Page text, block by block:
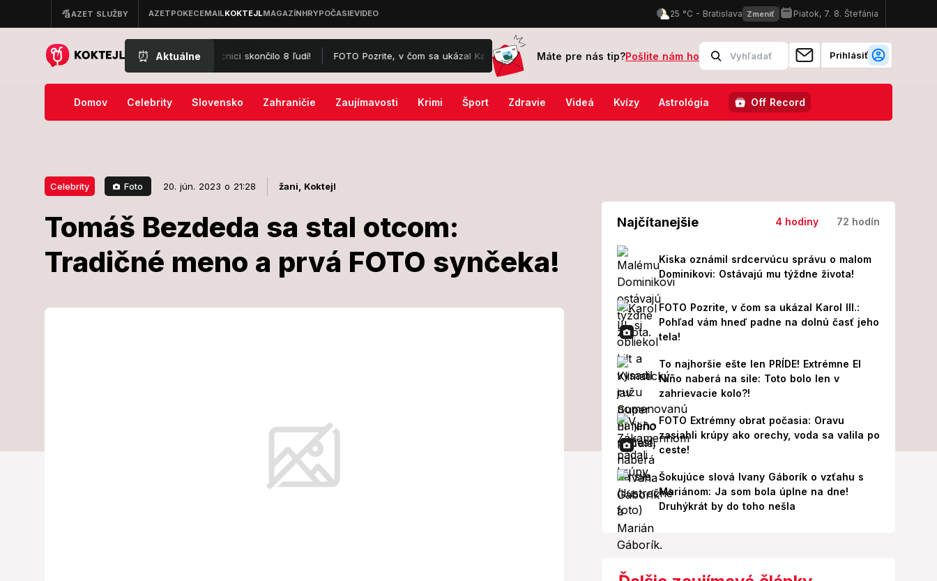
⏰ Aktuálne
kúpalisku v Diakovciach: V nemocnici skončilo 8 ľudí! FOTO Pozrite, v čom sa ukázal Karol III.: Pohľad vám hneď padne na dolnú časť jeho tela! Nečakajte, zbaľte si kufre a cestujte na vlastnú päsť!
Máte pre nás tip?Pošlite nám ho Prihlásiť
Domov Celebrity Slovensko Zahraničie Zaujímavosti Krimi Šport Zdravie Videá Kvízy Astrológia Off Record
Celebrity Foto 20. jún. 2023 o 21:28 žani, Koktejl
Tomáš Bezdeda sa stal otcom:
Tradičné meno a prvá FOTO synčeka!
Tomáš Bezdeda sa stal
Najčítanejšie 4 hodiny 72 hodín
Kiska oznámil srdcervúcu správu o malom
Dominikovi: Ostávajú mu týždne života!
FOTO Pozrite, v čom sa ukázal Karol III.:
Pohľad vám hneď padne na dolnú časť jeho
tela!
To najhoršie ešte len PRÍDE! Extrémne El
Niño naberá na sile: Toto bolo len v
zahrievacie kolo?!
FOTO Extrémny obrat počasia: Oravu
zasiahli krúpy ako orechy, voda sa valila po
ceste!
Šokujúce slová Ivany Gáborík o vzťahu s
Mariánom: Ja som bola úplne na dne!
Druhýkrát by do toho nešla